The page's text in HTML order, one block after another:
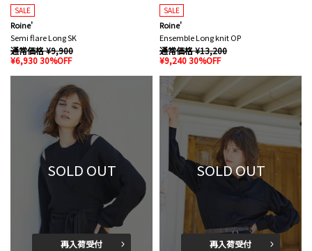
SALE
Roine'
Semi flare Long SK
通常価格 ¥9,900
¥6,930 30%OFF
SALE
Roine'
Ensemble Long knit OP
通常価格 ¥13,200
¥9,240 30%OFF
SOLD OUT
再入荷受付
SOLD OUT
再入荷受付